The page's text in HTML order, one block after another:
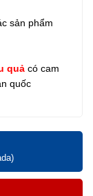
sản phẩm
quả có cam
quốc